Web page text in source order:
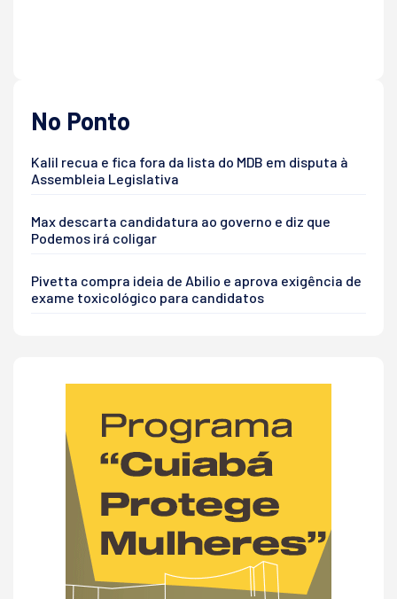
No Ponto
Kalil recua e fica fora da lista do MDB em disputa à
Assembleia Legislativa
Max descarta candidatura ao governo e diz que
Podemos irá coligar
Pivetta compra ideia de Abilio e aprova exigência de
exame toxicológico para candidatos